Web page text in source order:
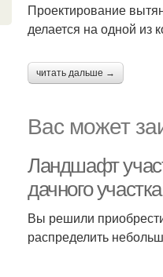
Проектирование
делается на одной из
читать дальше →
Вас может
Ландшафт
дачного
Вы решили приобрести
распределить